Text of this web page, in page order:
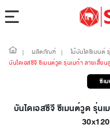
| ผลิตภัณฑ์ | ไม้บันไดซีเมนต์
บันไดเอสซีจี ซีเมนต์วูด รุ่นเมก้า ลายเสี้ย
ซีเ
บันไดเอสซีจี ซีเมนต์วูด รุ่นเ